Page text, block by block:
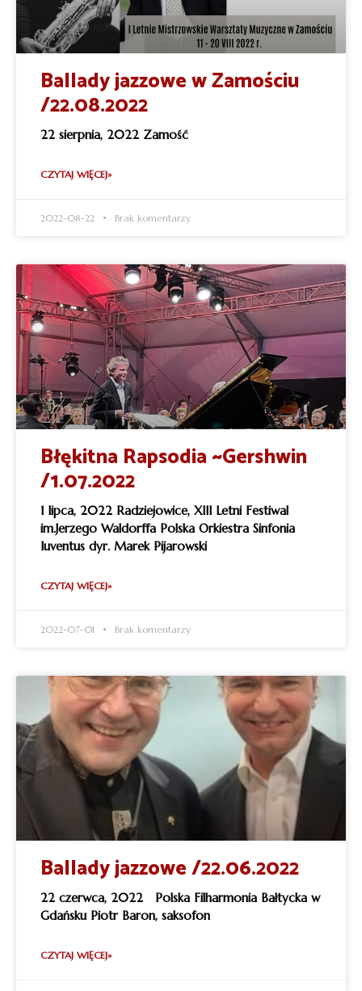
Ballady jazzowe w Zamościu
/22.08.2022
22 sierpnia, 2022 Zamość
CZYTAJ WIĘCEJ»
2022-08-22 Brak komentarzy
Błękitna Rapsodia ~Gershwin
/1.07.2022
1 lipca, 2022 Radziejowice, XIII Letni Festiwal
im.Jerzego Waldorffa Polska Orkiestra Sinfonia
Iuventus dyr. Marek Pijarowski
CZYTAJ WIĘCEJ»
2022-07-01 Brak komentarzy
Ballady jazzowe /22.06.2022
22 czerwca, 2022 Polska Filharmonia Bałtycka w
Gdańsku Piotr Baron, saksofon
CZYTAJ WIĘCEJ»